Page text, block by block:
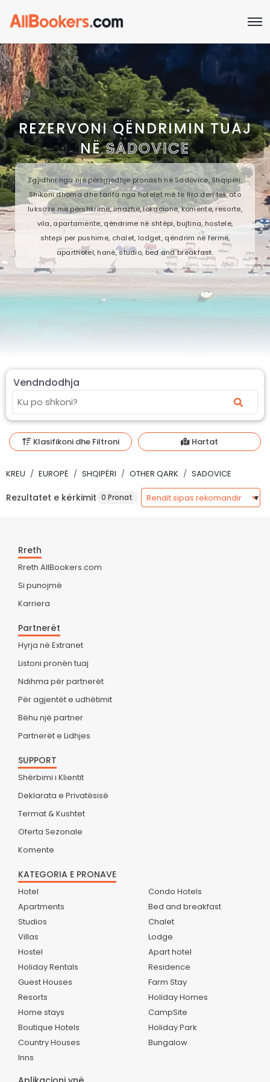
REZERVONI QËNDRIMIN TUAJ
NËSADOVICE
Zgjidhni nga një përzgjedhje pronash në Sadovice, Shqipëri.
Shikoni dhoma dhe tarifa nga hotelet më të lira deri tek ato
luksoze me përshkrime, imazhe, lokacione, komente, resorte,
vila, apartamente, qëndrime në shtëpi, bujtina, hostele,
shtepi per pushime, chalet, lodget, qëndrim në fermë,
aparthotel, hanë, studio, bed and breakfast.
Vendndodhja
Klasifikoni dhe Filtroni Hartat
KREU EUROPË SHQIPËRI OTHER QARK SADOVICE
Rezultatet e kërkimit 0 Pronat
Rreth
Rreth AllBookers.com
Si punojmë
Karriera
Partnerët
Hyrja në Extranet
Listoni pronën tuaj
Ndihma për partnerët
Për agjentët e udhëtimit
Bëhu një partner
Partnerët e Lidhjes
SUPPORT
Shërbimi i Klientit
Deklarata e Privatësisë
Termat & Kushtet
Oferta Sezonale
Komente
KATEGORIA E PRONAVE
Hotel
Apartments
Studios
Villas
Hostel
Holiday Rentals
Guest Houses
Resorts
Home stays
Boutique Hotels
Country Houses
Inns
Condo Hotels
Bed and breakfast
Chalet
Lodge
Apart hotel
Residence
Farm Stay
Holiday Homes
CampSite
Holiday Park
Bungalow